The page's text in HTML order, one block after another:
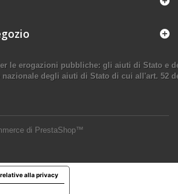
di PrestaShop™
le erogazioni pubbliche: gli aiuti di Stato e
degli aiuti di Stato di cui all'art. 52
alla privacy